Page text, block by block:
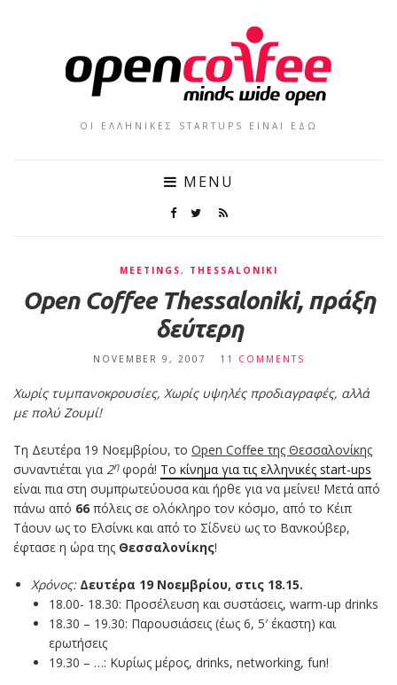
ΟΙ ΕΛΛΗΝΙΚΕΣ STARTUPS ΕΙΝΑΙ ΕΔΩ
MENU
MEETINGS, THESSALONIKI
Open Coffee Thessaloniki, πράξη
δεύτερη
NOVEMBER 9, 2007 11 COMMENTS
Χωρίς τυμπανοκρουσίες, Χωρίς υψηλές προδιαγραφές, αλλά
με πολύ Ζουμί!
Τη Δευτέρα 19 Νοεμβρίου, το Open Coffee της Θεσσαλονίκης
συναντιέται για 2η φορά! Το κίνημα για τις ελληνικές start-ups
είναι πια στη συμπρωτεύουσα και ήρθε για να μείνει! Μετά από
πάνω από 66 πόλεις σε ολόκληρο τον κόσμο, από το Κέιπ
Τάουν ως το Ελσίνκι και από το Σίδνεϋ ως το Βανκούβερ,
έφτασε η ώρα της Θεσσαλονίκης!
Χρόνος: Δευτέρα 19 Νοεμβρίου, στις 18.15.
18.00- 18.30: Προσέλευση και συστάσεις, warm-up drinks
18.30 – 19.30: Παρουσιάσεις (έως 6, 5′ έκαστη) και
ερωτήσεις
19.30 – …: Κυρίως μέρος, drinks, networking, fun!